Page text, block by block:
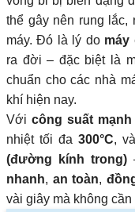
thể gây nên rung lắc,
máy. Đó là lý do máy
ra đời – đặc biệt là
chuẩn cho các nhà
khí hiện nay.
Với công suất mạnh
nhiệt tối đa 300°C,
(đường kính trong)
nhanh, an toàn,
vài giây mà không cần